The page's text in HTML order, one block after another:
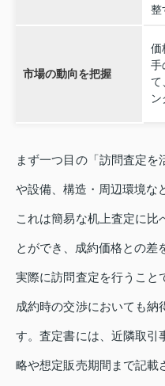
整
市場の動向を把握
価
手
て
ン
まず一つ目の「訪問査定
や設備、構造・周辺環境な
これは簡易な机上査定に比
とができ、成約価格との差
実際に訪問査定を行うこと
成約時の交渉においても納
す。査定書には、近隣取引
略や想定販売期間まで記載